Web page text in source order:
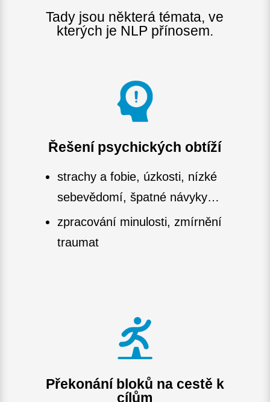
Tady jsou některá témata, ve
kterých je NLP přínosem.
Řešení psychických obtíží
strachy a fobie, úzkosti, nízké
sebevědomí, špatné návyky…
zpracování minulosti, zmírnění
traumat
Překonání bloků na cestě k
cílům